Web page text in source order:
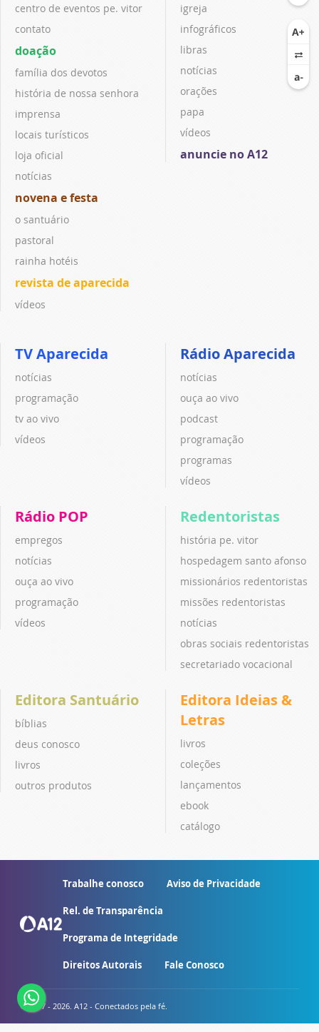
centro de eventos pe. vitor
contato
doação
família dos devotos
história de nossa senhora
imprensa
locais turísticos
loja oficial
notícias
novena e festa
o santuário
pastoral
rainha hotéis
revista de aparecida
vídeos
igreja
infográficos
libras
notícias
orações
papa
vídeos
anuncie no A12
TV Aparecida
notícias
programação
tv ao vivo
vídeos
Rádio Aparecida
notícias
ouça ao vivo
podcast
programação
programas
vídeos
Rádio POP
empregos
notícias
ouça ao vivo
programação
vídeos
Redentoristas
história pe. vitor
hospedagem santo afonso
missionários redentoristas
missões redentoristas
notícias
obras sociais redentoristas
secretariado vocacional
Editora Santuário
bíblias
deus conosco
livros
outros produtos
Editora Ideias &
Letras
livros
coleções
lançamentos
ebook
catálogo
Trabalhe conosco Aviso de Privacidade
Rel. de Transparência
Programa de Integridade
Direitos Autorais Fale Conosco
© 2007 - 2026. A12 - Conectados pela fé.